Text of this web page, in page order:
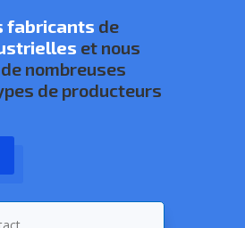
fabricants de
et nous
nombreuses
de producteurs